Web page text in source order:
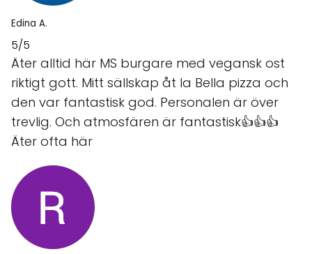
Edina A.
5/5
Äter alltid här MS burgare med vegansk ost
riktigt gott. Mitt sällskap åt la Bella pizza och
den var fantastisk god. Personalen är över
trevlig. Och atmosfären är fantastisk👍👍👍
Äter ofta här